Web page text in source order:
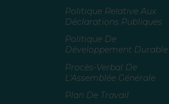
Politique Relative Aux
Déclarations Publiques
Politique De
Développement Durable
Procès-Verbal De
L'Assemblée Générale
Plan De Travail